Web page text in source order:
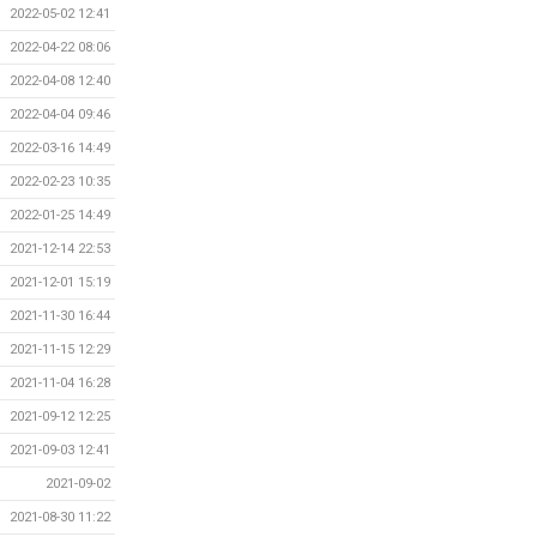
2022-05-02 12:41
2022-04-22 08:06
2022-04-08 12:40
2022-04-04 09:46
2022-03-16 14:49
2022-02-23 10:35
2022-01-25 14:49
2021-12-14 22:53
2021-12-01 15:19
2021-11-30 16:44
2021-11-15 12:29
2021-11-04 16:28
2021-09-12 12:25
2021-09-03 12:41
2021-09-02
2021-08-30 11:22